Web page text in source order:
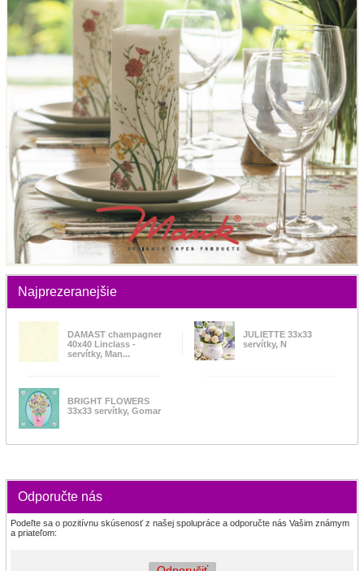
Najprezeranejšie
DAMAST champagner
40x40 Linclass -
servítky, Man...
JULIETTE 33x33
servítky, N
BRIGHT FLOWERS
33x33 servítky, Gomar
Odporučte nás
Podeľte sa o pozitívnu skúsenosť z našej spolupráce a odporučte nás Vašim známym
a priateľom: